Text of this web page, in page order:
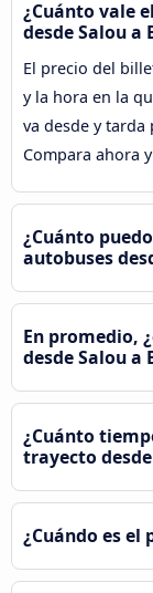
¿Cuánto vale
desde Salou a
El precio del
y la hora en la
va desde y tarda
Compara ahora
¿Cuánto
autobuses
En promedio,
desde Salou a
¿Cuánto
trayecto
¿Cuándo es